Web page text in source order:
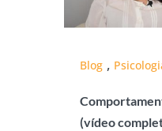
Blog ,
(vídeo